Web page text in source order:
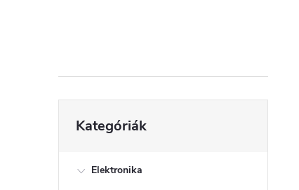
l
sátugrása
Kategóriák
Elektronika